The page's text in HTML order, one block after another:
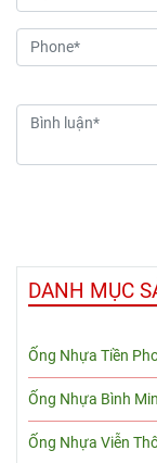
hàng đầu cho
dân dụng và công
nghiệp. Sản phẩm
(tương đương
1/2" inch)
DANH MỤC
Ống Nhựa Tiền
Ống Nhựa Bình
Ống Nhựa Viễn